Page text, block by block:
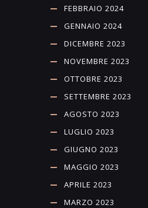
FEBBRAIO 2024
GENNAIO 2024
DICEMBRE 2023
NOVEMBRE 2023
OTTOBRE 2023
SETTEMBRE 2023
AGOSTO 2023
LUGLIO 2023
GIUGNO 2023
MAGGIO 2023
APRILE 2023
MARZO 2023